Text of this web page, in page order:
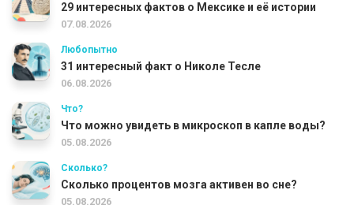
29 интересных фактов о Мексике и её истории
07.08.2026
Любопытно
31 интересный факт о Николе Тесле
06.08.2026
Что?
Что можно увидеть в микроскоп в капле воды?
05.08.2026
Сколько?
Сколько процентов мозга активен во сне?
05.08.2026